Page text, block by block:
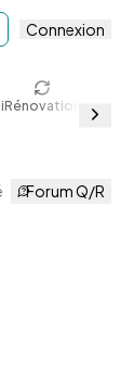
Connexion
Rénovation
Forum Q/R